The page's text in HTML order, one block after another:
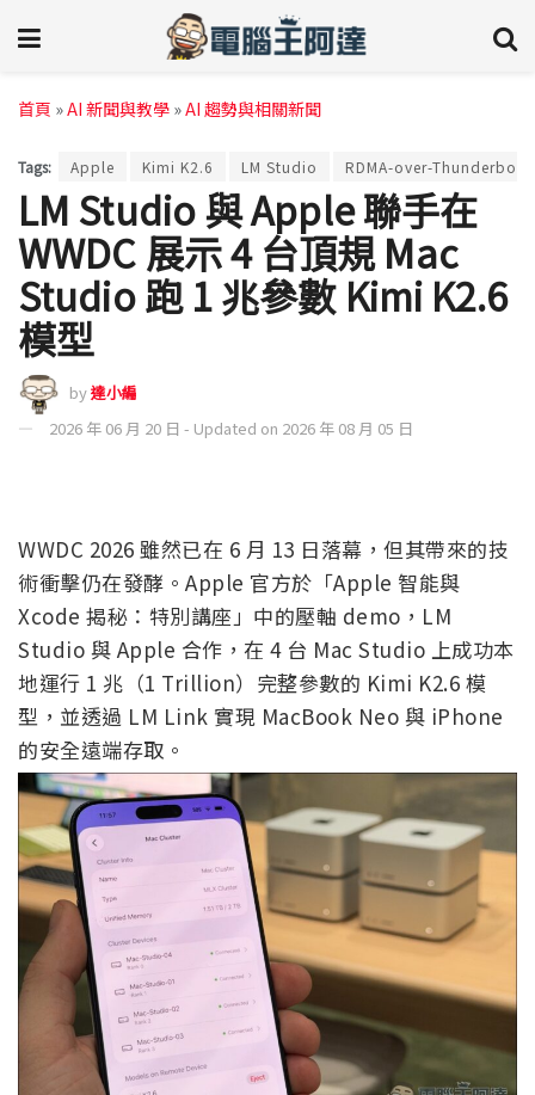
首頁 »AI 新聞與教學 »AI 趨勢與相關新聞
Tags: Apple Kimi K2.6 LM Studio RDMA-over-Thunderbolt
LM Studio 與 Apple 聯手在
WWDC 展示 4 台頂規 Mac
Studio 跑 1 兆參數 Kimi K2.6
模型
by達小編
2026 年 06 月 20 日 - Updated on 2026 年 08 月 05 日
WWDC 2026 雖然已在 6 月 13 日落幕，但其帶來的技
術衝擊仍在發酵。Apple 官方於「Apple 智能與
Xcode 揭秘：特別講座」中的壓軸 demo，LM
Studio 與 Apple 合作，在 4 台 Mac Studio 上成功本
地運行 1 兆（1 Trillion）完整參數的 Kimi K2.6 模
型，並透過 LM Link 實現 MacBook Neo 與 iPhone
的安全遠端存取。